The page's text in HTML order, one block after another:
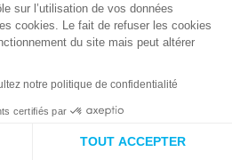
une petite année dans une
de mer en Bretagne, donc avec
J’utilise par ailleurs un
« simple » sans pompe de
indique un taux d’humidité
paraît nettement plus juste.
sur l’utilisation de vos données
cookies. Le fait de refuser les cookies
du site mais peut altérer
notre politique de confidentialité
certifiés par
TOUT ACCEPTER